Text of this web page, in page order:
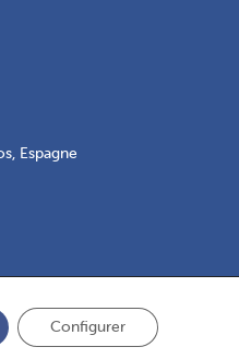
Espagne
Configurer